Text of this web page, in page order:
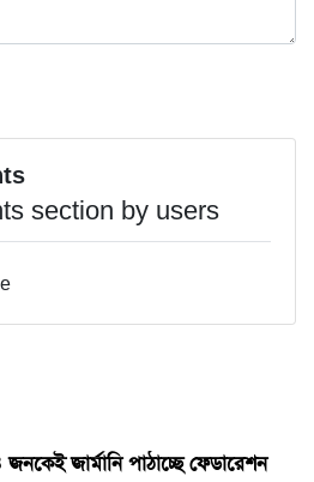
section by users
জার্মানি পাঠাচ্ছে ফেডারেশন